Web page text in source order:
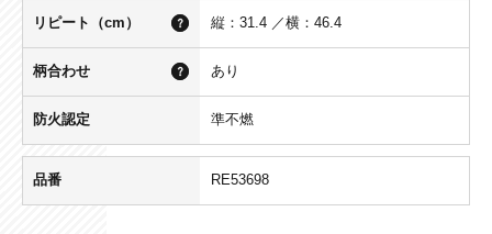
リピート（cm） 縦：31.4 ／横：46.4
柄合わせ あり
防火認定 準不燃
品番 RE53698